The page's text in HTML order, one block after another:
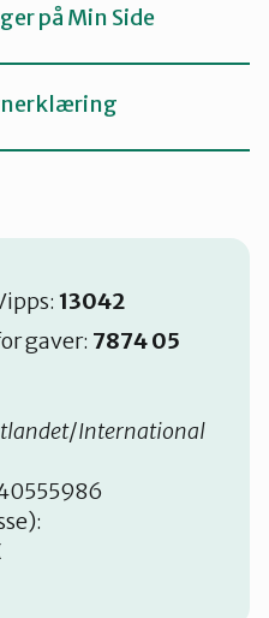
på Min Side
13042
gaver: 7874 05
/International